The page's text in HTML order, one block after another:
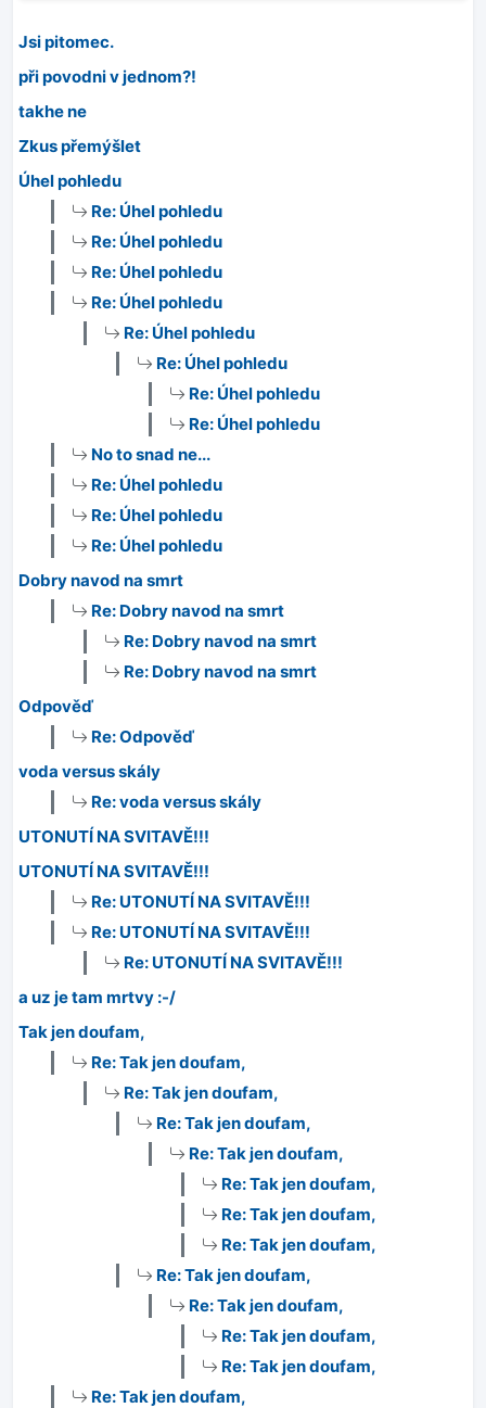
Jsi pitomec.
při povodni v jednom?!
takhe ne
Zkus přemýšlet
Úhel pohledu
Re: Úhel pohledu
Re: Úhel pohledu
Re: Úhel pohledu
Re: Úhel pohledu
Re: Úhel pohledu
Re: Úhel pohledu
Re: Úhel pohledu
Re: Úhel pohledu
No to snad ne...
Re: Úhel pohledu
Re: Úhel pohledu
Re: Úhel pohledu
Dobry navod na smrt
Re: Dobry navod na smrt
Re: Dobry navod na smrt
Re: Dobry navod na smrt
Odpověď
Re: Odpověď
voda versus skály
Re: voda versus skály
UTONUTÍ NA SVITAVĚ!!!
UTONUTÍ NA SVITAVĚ!!!
Re: UTONUTÍ NA SVITAVĚ!!!
Re: UTONUTÍ NA SVITAVĚ!!!
Re: UTONUTÍ NA SVITAVĚ!!!
a uz je tam mrtvy :-/
Tak jen doufam,
Re: Tak jen doufam,
Re: Tak jen doufam,
Re: Tak jen doufam,
Re: Tak jen doufam,
Re: Tak jen doufam,
Re: Tak jen doufam,
Re: Tak jen doufam,
Re: Tak jen doufam,
Re: Tak jen doufam,
Re: Tak jen doufam,
Re: Tak jen doufam,
Re: Tak jen doufam,